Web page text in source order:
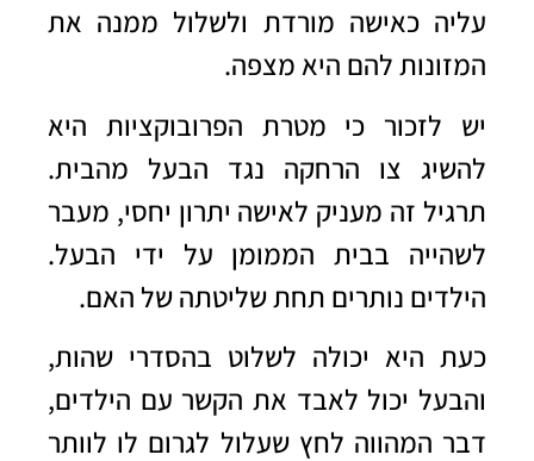
עליה כאישה מורדת ולשלול ממנה את
המזונות להם היא מצפה.
יש לזכור כי מטרת הפרובוקציות היא
להשיג צו הרחקה נגד הבעל מהבית.
תרגיל זה מעניק לאישה יתרון יחסי, מעבר
לשהייה בבית הממומן על ידי הבעל.
הילדים נותרים תחת שליטתה של האם.
כעת היא יכולה לשלוט בהסדרי שהות,
והבעל יכול לאבד את הקשר עם הילדים,
דבר המהווה לחץ שעלול לגרום לו לוותר